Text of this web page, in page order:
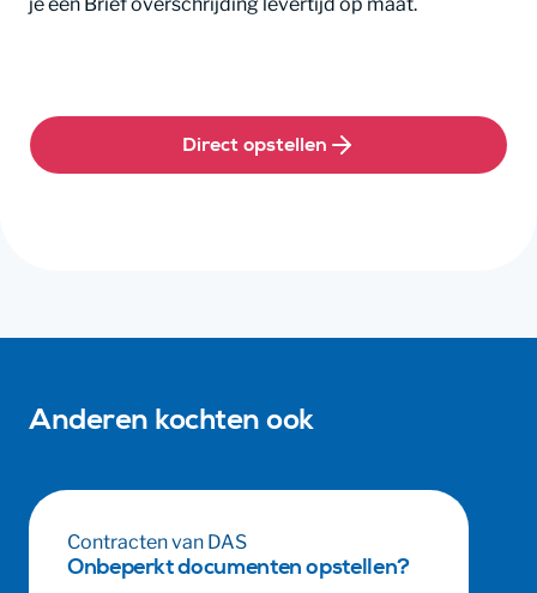
Direct opstellen
Anderen kochten ook
Contracten van DAS
Onbeperkt documenten opstellen?